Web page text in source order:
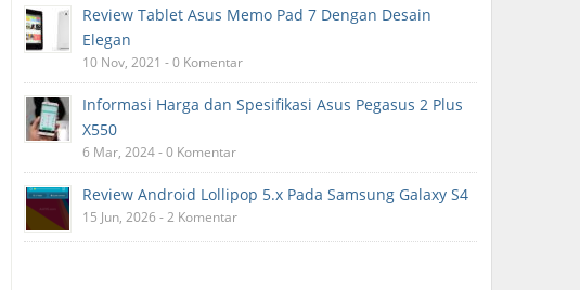
Review Tablet Asus Memo Pad 7 Dengan Desain
Elegan
10 Nov, 2021 - 0 Komentar
Informasi Harga dan Spesifikasi Asus Pegasus 2 Plus
X550
6 Mar, 2024 - 0 Komentar
Review Android Lollipop 5.x Pada Samsung Galaxy S4
15 Jun, 2026 - 2 Komentar